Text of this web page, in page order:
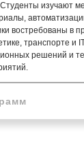
изучают
востребованы в
транспорте и
решений и